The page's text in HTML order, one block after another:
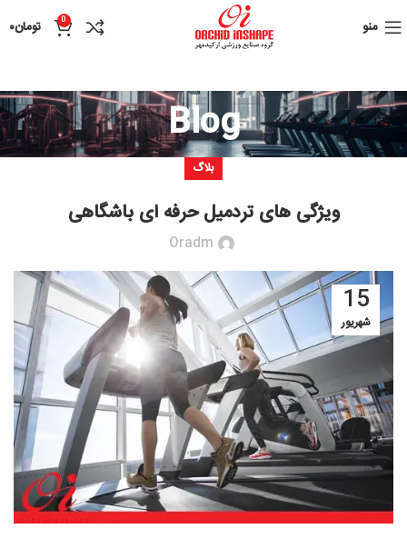
منو 0 تومان۰
Blog
بلاگ
ویژگی های تردمیل حرفه ای باشگاهی
Oradm
15
شهریور